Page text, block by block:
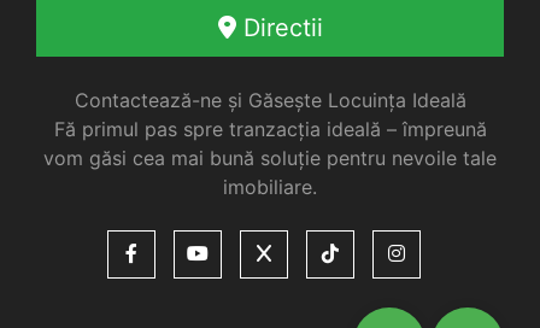
Directii
Contactează-ne și Găsește Locuința Ideală
Fă primul pas spre tranzacția ideală – împreună
vom găsi cea mai bună soluție pentru nevoile tale
imobiliare.